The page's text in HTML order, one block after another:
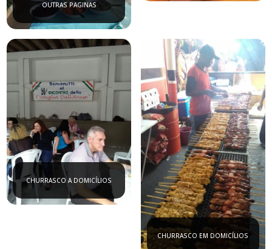
OUTRAS PAGINAS
CHURRASCO A DOMICÍLIOS
CHURRASCO EM DOMICÍLIOS